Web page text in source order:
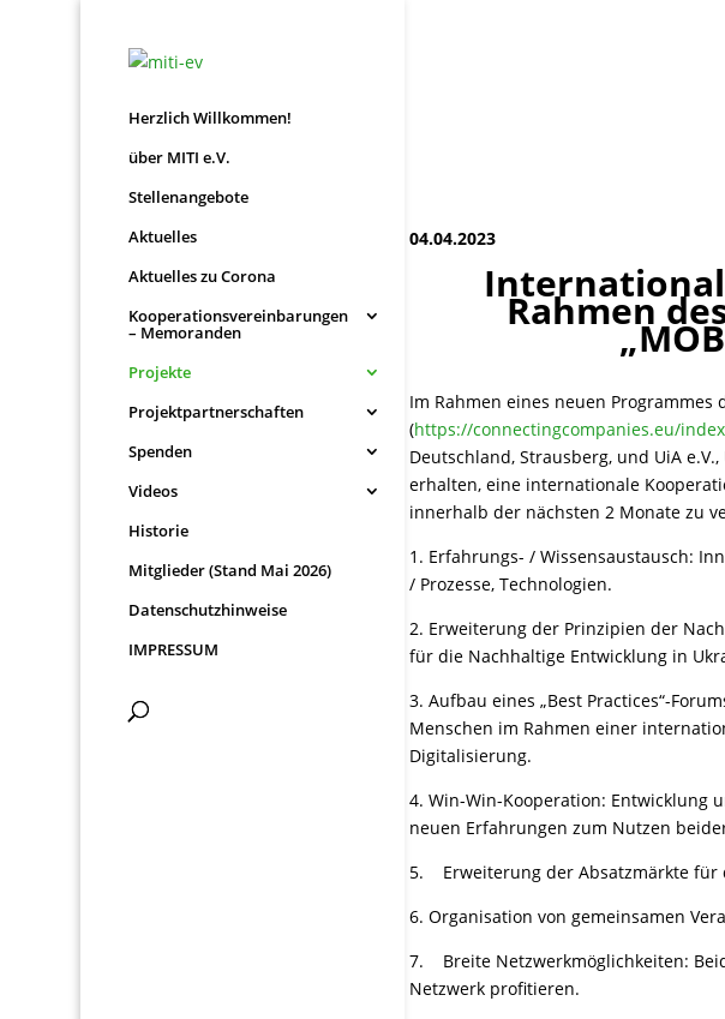
Herzlich Willkommen!
über MITI e.V.
Stellenangebote
Aktuelles
Aktuelles zu Corona
Kooperationsvereinbarungen
– Memoranden
Projekte
Projektpartnerschaften
Spenden
Videos
Historie
Mitglieder (Stand Mai 2026)
Datenschutzhinweise
IMPRESSUM
04.04.2023
Rahmen
Im Rahmen eines neuen Programmes
(https://connectingcompanies.eu/
Deutschland, Strausberg, und UiA e.V.,
erhalten, eine internationale
innerhalb der nächsten 2 Monate zu
1. Erfahrungs- / Wissensaustausch:
/ Prozesse, Technologien.
2. Erweiterung der Prinzipien der
für die Nachhaltige Entwicklung in
3. Aufbau eines „Best Practices“-
Menschen im Rahmen einer
Digitalisierung.
4. Win-Win-Kooperation:
neuen Erfahrungen zum Nutzen
5. Erweiterung der Absatzmärkte für
6. Organisation von gemeinsamen
7. Breite Netzwerkmöglichkeiten:
Netzwerk profitieren.